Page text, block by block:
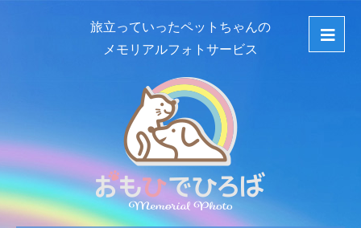
旅立っていったペットちゃんの
メモリアルフォトサービス